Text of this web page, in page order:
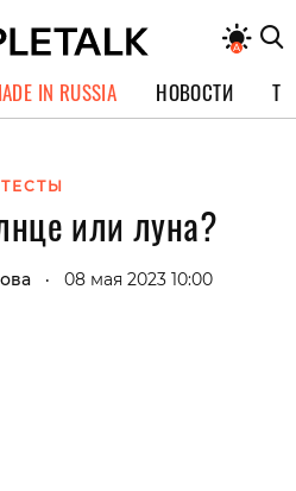
IN RUSSIA НОВОСТИ
ТЕСТЫ
или луна?
• 08 мая 2023 10:00